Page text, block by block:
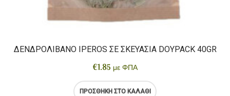
ΔΕΝΔΡΟΛΊΒΑΝΟ IPEROS ΣΕ ΣΚΕΥΑΣΊΑ DOYPACK 40GR
€1.85 με ΦΠΑ
ΠΡΟΣΘΉΚΗ ΣΤΟ ΚΑΛΆΘΙ